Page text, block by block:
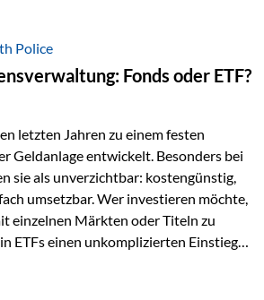
Stabilisierung – eingebettet in eine
Die
Liechtenstein als Strukturprinzip Die
positioniert sich mit einer dreistufigen
die auf mehreren Ebenen ansetzt:
• Versicherung mit…
Police
Fonds oder ETF?
letzten Jahren zu einem festen
Geldanlage entwickelt. Besonders bei
sie als unverzichtbar: kostengünstig,
umsetzbar. Wer investieren möchte,
einzelnen Märkten oder Titeln zu
ETFs einen unkomplizierten Einstieg
betrachtet. Sie gelten als teurer,